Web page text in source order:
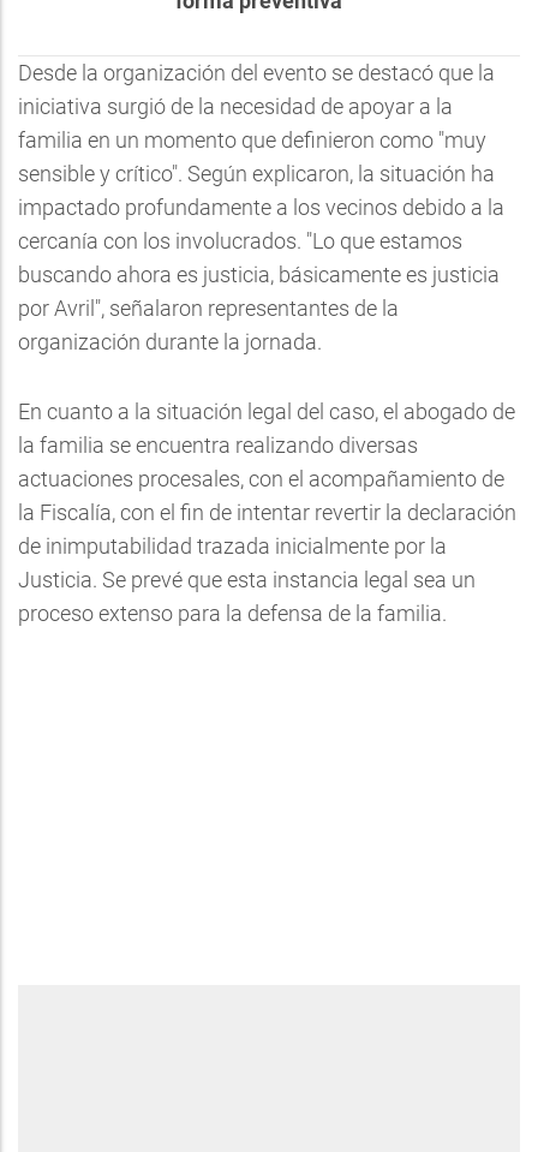
Desde la organización del evento se destacó que la
iniciativa surgió de la necesidad de apoyar a la
familia en un momento que definieron como "muy
sensible y crítico". Según explicaron, la situación ha
impactado profundamente a los vecinos debido a la
cercanía con los involucrados. "Lo que estamos
buscando ahora es justicia, básicamente es justicia
por Avril", señalaron representantes de la
organización durante la jornada.
En cuanto a la situación legal del caso, el abogado de
la familia se encuentra realizando diversas
actuaciones procesales, con el acompañamiento de
la Fiscalía, con el fin de intentar revertir la declaración
de inimputabilidad trazada inicialmente por la
Justicia. Se prevé que esta instancia legal sea un
proceso extenso para la defensa de la familia.